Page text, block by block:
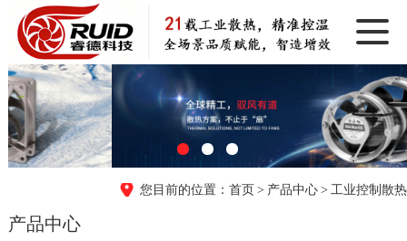
首页 产品中心 工业控制散热
产品中心